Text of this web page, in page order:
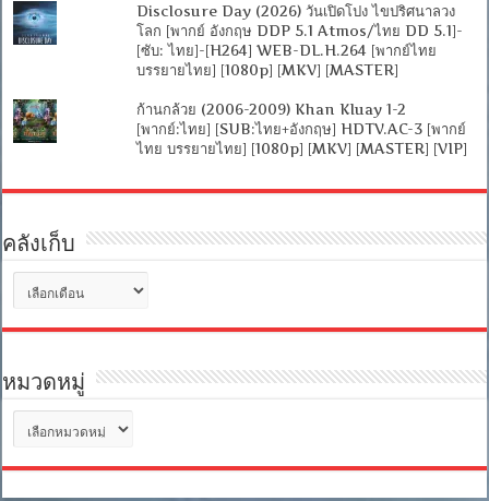
Disclosure Day (2026) วันเปิดโปง ไขปริศนาลวง
โลก [พากย์ อังกฤษ DDP 5.1 Atmos/ไทย DD 5.1]-
[ซับ: ไทย]-[H264] WEB-DL.H.264 [พากย์ไทย
บรรยายไทย] [1080p] [MKV] [MASTER]
ก้านกล้วย (2006-2009) Khan Kluay 1-2
[พากย์:ไทย] [SUB:ไทย+อังกฤษ] HDTV.AC-3 [พากย์
ไทย บรรยายไทย] [1080p] [MKV] [MASTER] [VIP]
คลังเก็บ
เก็บ
หมวดหมู่
หมู่